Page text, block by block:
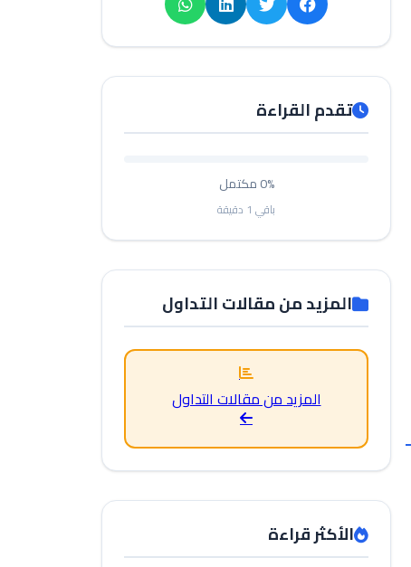
تقدم القراءة
0%مكتمل
باقي 1 دقيقة
المزيد من مقالات التداول
المزيد من مقالات التداول
الأكثر قراءة